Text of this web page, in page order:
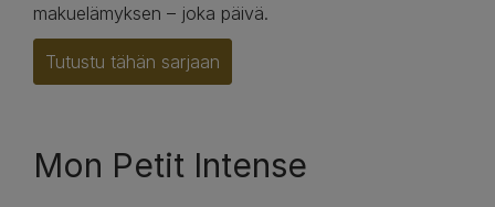
makuelämyksen – joka päivä.
Tutustu tähän sarjaan
Mon Petit Intense